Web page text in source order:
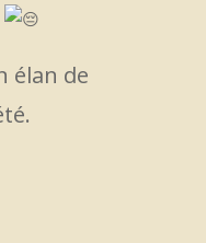
élan de